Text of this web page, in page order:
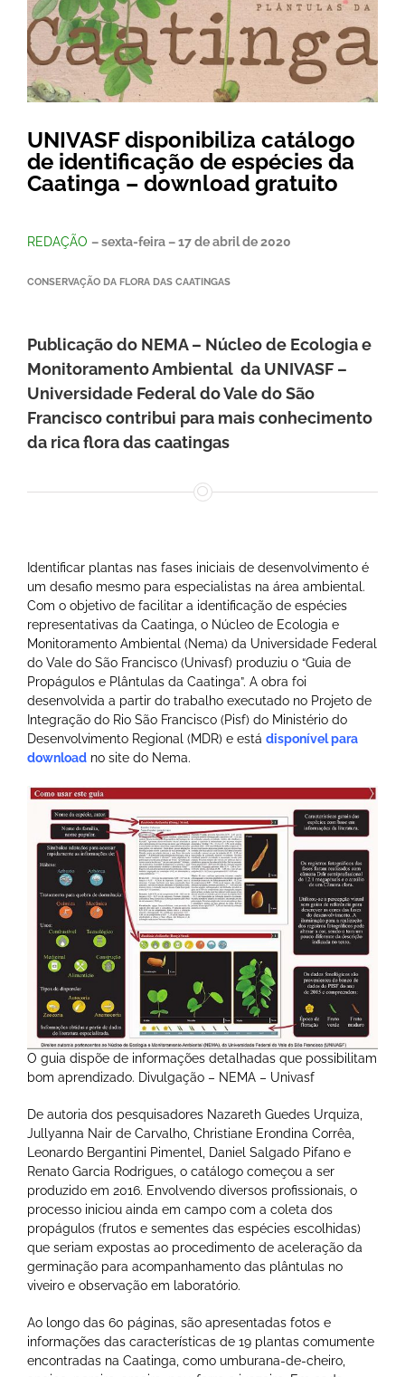
UNIVASF disponibiliza catálogo
de identificação de espécies da
Caatinga – download gratuito
REDAÇÃO – sexta-feira – 17 de abril de 2020
CONSERVAÇÃO DA FLORA DAS CAATINGAS
Publicação do NEMA – Núcleo de Ecologia e
Monitoramento Ambiental da UNIVASF –
Universidade Federal do Vale do São
Francisco contribui para mais conhecimento
da rica flora das caatingas
Identificar plantas nas fases iniciais de desenvolvimento é
um desafio mesmo para especialistas na área ambiental.
Com o objetivo de facilitar a identificação de espécies
representativas da Caatinga, o Núcleo de Ecologia e
Monitoramento Ambiental (Nema) da Universidade Federal
do Vale do São Francisco (Univasf) produziu o “Guia de
Propágulos e Plântulas da Caatinga”. A obra foi
desenvolvida a partir do trabalho executado no Projeto de
Integração do Rio São Francisco (Pisf) do Ministério do
Desenvolvimento Regional (MDR) e está disponível para
download no site do Nema.
O guia dispõe de informações detalhadas que possibilitam
bom aprendizado. Divulgação – NEMA – Univasf
De autoria dos pesquisadores Nazareth Guedes Urquiza,
Jullyanna Nair de Carvalho, Christiane Erondina Corrêa,
Leonardo Bergantini Pimentel, Daniel Salgado Pifano e
Renato Garcia Rodrigues, o catálogo começou a ser
produzido em 2016. Envolvendo diversos profissionais, o
processo iniciou ainda em campo com a coleta dos
propágulos (frutos e sementes das espécies escolhidas)
que seriam expostas ao procedimento de aceleração da
germinação para acompanhamento das plântulas no
viveiro e observação em laboratório.
Ao longo das 60 páginas, são apresentadas fotos e
informações das características de 19 plantas comumente
encontradas na Caatinga, como umburana-de-cheiro,